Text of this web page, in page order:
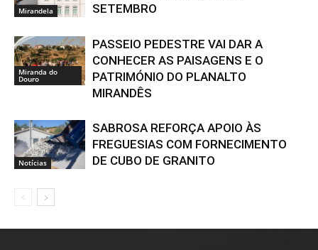
Mirandela
SETEMBRO
Miranda do
Douro
PASSEIO PEDESTRE VAI DAR A
CONHECER AS PAISAGENS E O
PATRIMÓNIO DO PLANALTO
MIRANDÊS
Notícias
SABROSA REFORÇA APOIO ÀS
FREGUESIAS COM FORNECIMENTO
DE CUBO DE GRANITO